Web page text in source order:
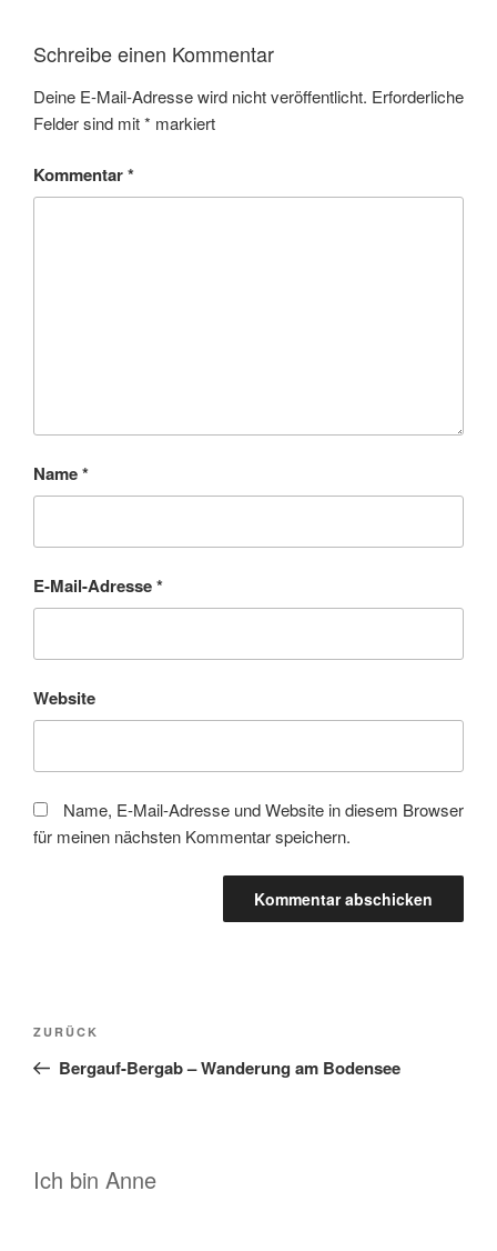
Schreibe einen Kommentar
Deine E-Mail-Adresse wird nicht veröffentlicht. Erforderliche
Felder sind mit* markiert
Kommentar*
Name*
E-Mail-Adresse*
Website
Name, E-Mail-Adresse und Website in diesem Browser
für meinen nächsten Kommentar speichern.
Beitragsnavigation
Vorheriger
Beitrag
ZURÜCK
Bergauf-Bergab – Wanderung am Bodensee
Ich bin Anne